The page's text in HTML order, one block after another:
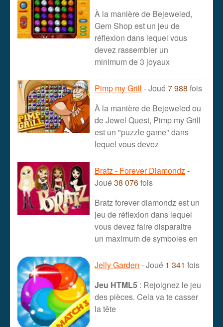
À la manière de Bejeweled,
Gem Shop est un jeu de
réflexion dans lequel vous
devez rassembler un
minimum de 3 joyaux
Pimp my Grill - Joué7 988 fois
À la manière de Bejeweled ou
de Jewel Quest, Pimp my Grill
est un "puzzle game" dans
lequel vous devez
Bratz - Forever Diamondz -
Joué38 076fois
Bratz forever diamondz est un
jeu de réflexion dans lequel
vous devez faire disparaitre
un maximum de symboles en
Jelly Garden - Joué 1 341 fois
Jeu HTML5 : Rejoignez le jeu
des pièces. Cela va te casser
la tête